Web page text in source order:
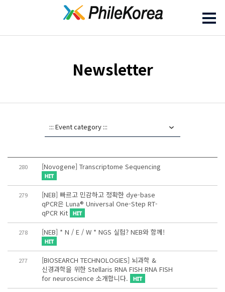
Newsletter
280 [Novogene] Transcriptome Sequencing
279
[NEB] 빠르고 민감하고 정확한 dye-base
qPCR은 Luna® Universal One-Step RT-
qPCR Kit
278 [NEB] * N / E / W * NGS 실험? NEB와 함께!
277
[BIOSEARCH TECHNOLOGIES] 뇌과학 &
신경과학을 위한 Stellaris RNA FISH RNA FISH
for neuroscience 소개합니다.